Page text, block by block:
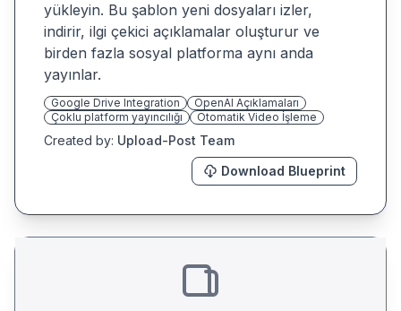
yükleyin. Bu şablon yeni dosyaları izler,
indirir, ilgi çekici açıklamalar oluşturur ve
birden fazla sosyal platforma aynı anda
yayınlar.
Google Drive Integration
OpenAI Açıklamaları
Çoklu platform yayıncılığı
Otomatik Video İşleme
Created by: Upload-Post Team
Download Blueprint